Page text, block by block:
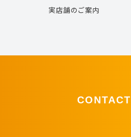
実店舗のご案内
CONTACT